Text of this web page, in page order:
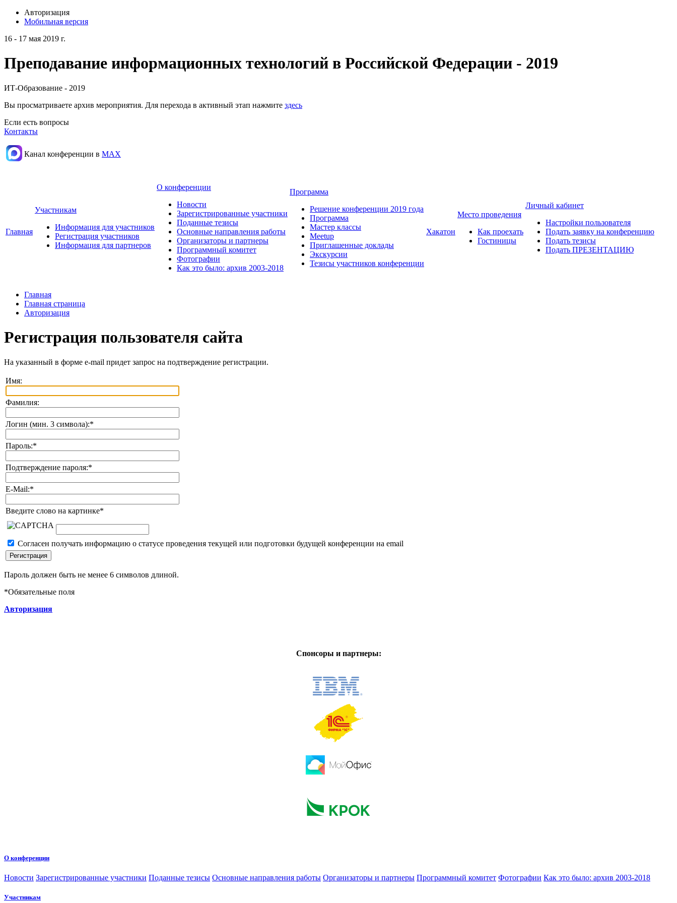
Авторизация
Мобильная версия
16 - 17 мая 2019 г.
Преподавание информационных технологий в Российской Федерации - 2019
ИТ-Образование - 2019
Вы просматриваете архив мероприятия. Для перехода в активный этап нажмите здесь
Если есть вопросы
Контакты
Канал конференции в МАХ
Главная
Участникам
Информация для участников
Регистрация участников
Информация для партнеров
О конференции
Новости
Зарегистрированные участники
Поданные тезисы
Основные направления работы
Организаторы и партнеры
Программный комитет
Фотографии
Как это было: архив 2003-2018
Программа
Решение конференции 2019 года
Программа
Мастер классы
Meetup
Приглашенные доклады
Экскурсии
Тезисы участников конференции
Хакатон
Место проведения
Как проехать
Гостиницы
Личный кабинет
Настройки пользователя
Подать заявку на конференцию
Подать тезисы
Подать ПРЕЗЕНТАЦИЮ
Главная
Главная страница
Авторизация
Регистрация пользователя сайта
На указанный в форме e-mail придет запрос на подтверждение регистрации.
Имя:
Фамилия:
Логин (мин. 3 символа):*
Пароль:*
Подтверждение пароля:*
E-Mail:*
Введите слово на картинке*
Согласен получать информацию о статусе проведения текущей или подготовки будущей конференции на email
Пароль должен быть не менее 6 символов длиной.
*Обязательные поля
Авторизация
Спонсоры и партнеры:
О конференции
Новости Зарегистрированные участники Поданные тезисы Основные направления работы Организаторы и партнеры Программный комитет Фотографии Как это было: архив 2003-2018
Участникам